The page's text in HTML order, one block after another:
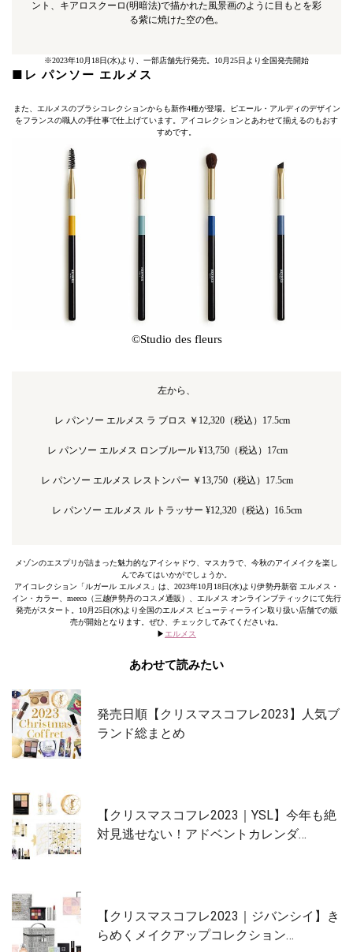
ント、キアロスクーロ(明暗法)で描かれた風景画のように目もとを彩
る紫に焼けた空の色。
※2023年10月18日(水)より、一部店舗先行発売。10月25日より全国発売開始
■レ パンソー エルメス
また、エルメスのブラシコレクションからも新作4種が登場。ピエール・アルディのデザイン
をフランスの職人の手仕事で仕上げています。アイコレクションとあわせて揃えるのもおす
すめです。
©Studio des fleurs
左から、
レ パンソー エルメス ラ ブロス ￥12,320（税込）17.5cm
レ パンソー エルメス ロンブルール ¥13,750（税込）17cm
レ パンソー エルメス レストンパー ￥13,750（税込）17.5cm
レ パンソー エルメス ル トラッサー ¥12,320（税込）16.5cm
メゾンのエスプリが詰まった魅力的なアイシャドウ、マスカラで、今秋のアイメイクを楽し
んでみてはいかがでしょうか。
アイコレクション「ルガール エルメス」は、2023年10月18日(水)より伊勢丹新宿 エルメス・
イン・カラー、meeco（三越伊勢丹のコスメ通販）、エルメス オンラインブティックにて先行
発売がスタート。10月25日(水)より全国のエルメス ビューティーライン取り扱い店舗での販
売が開始となります。ぜひ、チェックしてみてくださいね。
▶︎エルメス
あわせて読みたい
発売日順【クリスマスコフレ2023】人気ブ
ランド総まとめ
【クリスマスコフレ2023｜YSL】今年も絶
対見逃せない！アドベントカレンダ…
【クリスマスコフレ2023｜ジバンシイ】き
らめくメイクアップコレクション…